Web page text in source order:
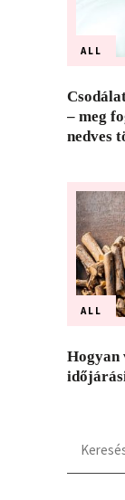
ALL
– meg
nedves
ALL
Hogyan